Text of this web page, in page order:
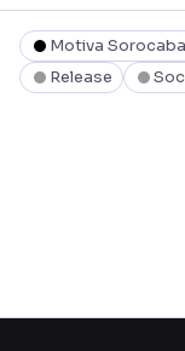
Motiva
Release